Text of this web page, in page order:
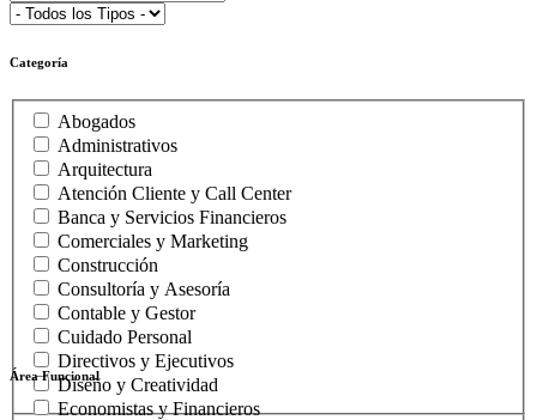
Categoría
Abogados
Administrativos
Arquitectura
Atención Cliente y Call Center
Banca y Servicios Financieros
Comerciales y Marketing
Construcción
Consultoría y Asesoría
Contable y Gestor
Cuidado Personal
Directivos y Ejecutivos
Diseño y Creatividad
Economistas y Financieros
Área Funcional